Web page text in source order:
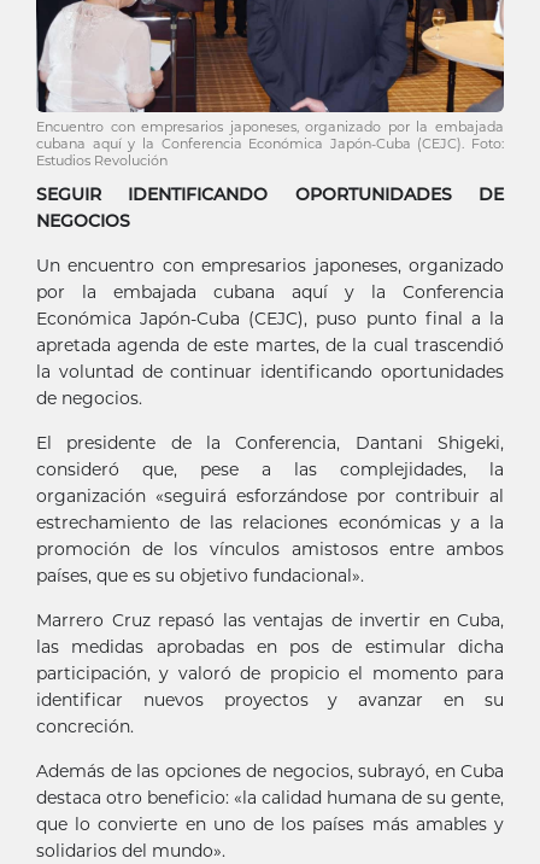
Encuentro con empresarios japoneses, organizado por la embajada
cubana aquí y la Conferencia Económica Japón-Cuba (CEJC). Foto:
Estudios Revolución
SEGUIR IDENTIFICANDO OPORTUNIDADES DE
NEGOCIOS
Un encuentro con empresarios japoneses, organizado
por la embajada cubana aquí y la Conferencia
Económica Japón-Cuba (CEJC), puso punto final a la
apretada agenda de este martes, de la cual trascendió
la voluntad de continuar identificando oportunidades
de negocios.
El presidente de la Conferencia, Dantani Shigeki,
consideró que, pese a las complejidades, la
organización «seguirá esforzándose por contribuir al
estrechamiento de las relaciones económicas y a la
promoción de los vínculos amistosos entre ambos
países, que es su objetivo fundacional».
Marrero Cruz repasó las ventajas de invertir en Cuba,
las medidas aprobadas en pos de estimular dicha
participación, y valoró de propicio el momento para
identificar nuevos proyectos y avanzar en su
concreción.
Además de las opciones de negocios, subrayó, en Cuba
destaca otro beneficio: «la calidad humana de su gente,
que lo convierte en uno de los países más amables y
solidarios del mundo».